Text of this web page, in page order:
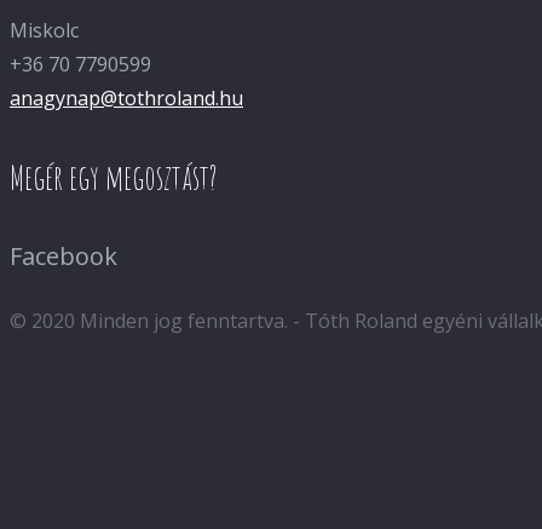
Miskolc
+36 70 7790599
anagynap@tothroland.hu
Megér egy megosztást?
Facebook
© 2020 Minden jog fenntartva. - Tóth Roland egyéni